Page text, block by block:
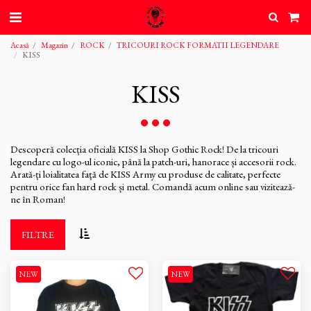
Acasă Magazin ROCK
TRICOURI ROCK FORMATII LEGENDARE
KISS
KISS
Descoperă colecția oficială KISS la Shop Gothic Rock! De la tricouri
legendare cu logo-ul iconic, până la patch-uri, hanorace și accesorii rock.
Arată-ți loialitatea față de KISS Army cu produse de calitate, perfecte
pentru orice fan hard rock și metal. Comandă acum online sau vizitează-
ne în Roman!
FILTRE
NEW NEW